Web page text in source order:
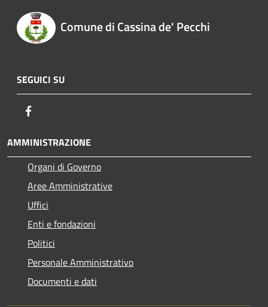
Comune di Cassina de' Pecchi
SEGUICI SU
AMMINISTRAZIONE
Organi di Governo
Aree Amministrative
Uffici
Enti e fondazioni
Politici
Personale Amministrativo
Documenti e dati